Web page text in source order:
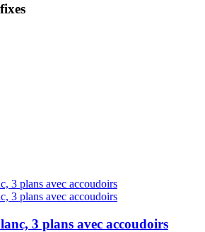
3 plans avec accoudoirs